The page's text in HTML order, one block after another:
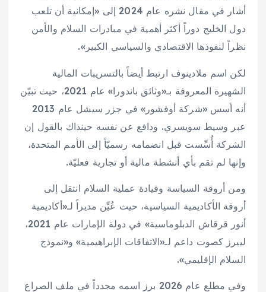
أشار في مقال نشره عام 2024 إلى «إمكانية أن تلعب
دول الخليج دوراً أكثر أهمية في مبادرات السلام والأمن
نظراً لنفوذها الاقتصادي والسياسي الكبير».
لكن اسم ملادينوف ارتبط أيضاً بالتسريبات المالية
الشهيرة المعروفة بـ«وثائق باندورا» عام 2021، حيث تبيّن
أنه أسس «شركة أوفشور» في جزر سيشل عام 2013
عبر وسيط سويسري. ودافع عن نفسه حينذاك بالقول إن
الشركة أُسِّست قبل انضمامه رسميّاً إلى الأمم المتحدة،
وإنها لم تقم بأي أنشطة مالية أو تجارية فعليّة.
ومن أروقة السياسة وقيادة عملية السلام انتقل إلى
أروقة الأكاديمية السياسية، حيث عُيِّن مديراً لـ«أكاديمية
أنور قرقاش الدبلوماسية» في دولة الإمارات عام 2021،
ليبرز كصوت داعم لـ«الاتفاقات الإبراهيمية» و«نموذج
السلام الإقليمي».
وفي مطلع عام 2026 برز اسمه مجدداً في ملف الصراع